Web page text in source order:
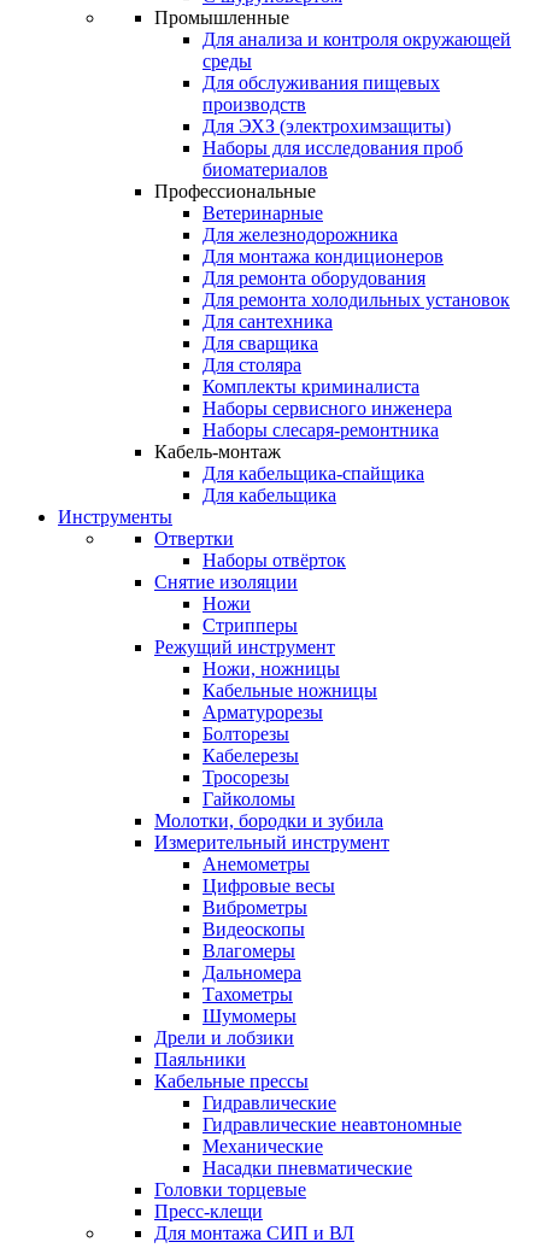
Промышленные
Для анализа и контроля окружающей
среды
Для обслуживания пищевых
производств
Для ЭХЗ (электрохимзащиты)
Наборы для исследования проб
биоматериалов
Профессиональные
Ветеринарные
Для железнодорожника
Для монтажа кондиционеров
Для ремонта оборудования
Для ремонта холодильных установок
Для сантехника
Для сварщика
Для столяра
Комплекты криминалиста
Наборы сервисного инженера
Наборы слесаря-ремонтника
Кабель-монтаж
Для кабельщика-спайщика
Для кабельщика
Инструменты
Отвертки
Наборы отвёрток
Снятие изоляции
Ножи
Стрипперы
Режущий инструмент
Ножи, ножницы
Кабельные ножницы
Арматурорезы
Болторезы
Кабелерезы
Тросорезы
Гайколомы
Молотки, бородки и зубила
Измерительный инструмент
Анемометры
Цифровые весы
Виброметры
Видеоскопы
Влагомеры
Дальномера
Тахометры
Шумомеры
Дрели и лобзики
Паяльники
Кабельные прессы
Гидравлические
Гидравлические неавтономные
Механические
Насадки пневматические
Головки торцевые
Пресс-клещи
Для монтажа СИП и ВЛ